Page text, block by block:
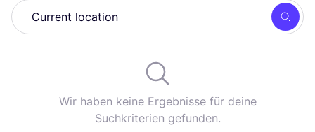
Wir haben keine Ergebnisse für deine
Suchkriterien gefunden.